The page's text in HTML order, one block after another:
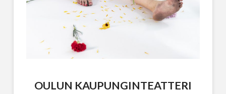
OULUN KAUPUNGINTEATTERI